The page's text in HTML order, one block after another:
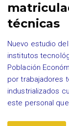
técnicas
Nuevo estudio
institutos
Población
por trabajadores
industrializados
este personal